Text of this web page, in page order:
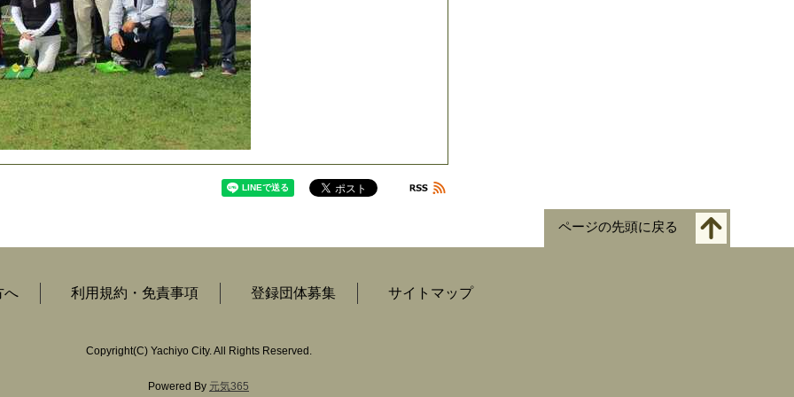
ページの先頭に戻る
へ 利用規約・免責事項 登録団体募集 サイトマップ
Copyright(C) Yachiyo City. All Rights Reserved.
Powered By 元気365